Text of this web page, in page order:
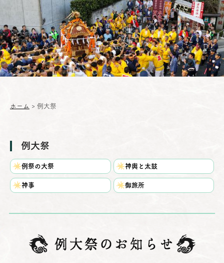
ホーム > 例大祭
例大祭
例祭の大祭 神輿と太鼓
神事 御旅所
例大祭